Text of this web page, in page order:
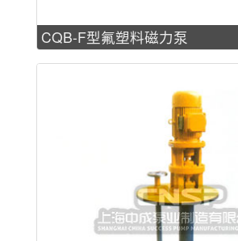
CQB-F型氟塑料磁力泵